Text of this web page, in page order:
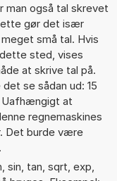
man også tal skrevet
gør det især
små tal. Hvis
sted, vises
at skrive tal på.
se sådan ud: 15
Uafhængigt at
regnemaskines
Det burde være
sin, tan, sqrt, exp,